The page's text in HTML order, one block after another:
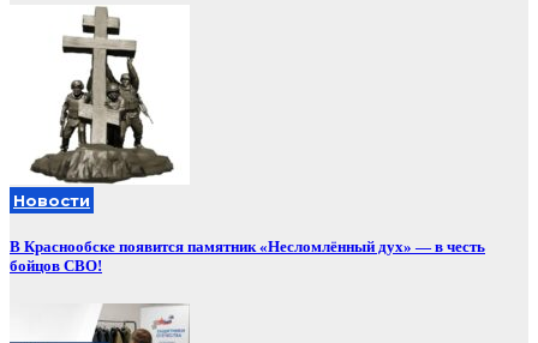
Новости
В Краснообске появится памятник «Несломлённый дух» — в честь
бойцов СВО!